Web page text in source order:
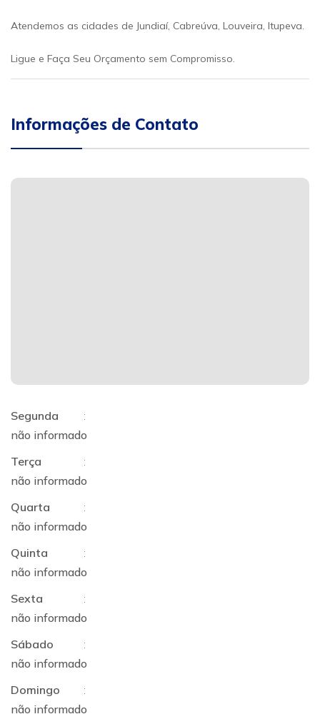
Atendemos as cidades de Jundiaí, Cabreúva, Louveira, Itupeva.
Ligue e Faça Seu Orçamento sem Compromisso.
Informações de Contato
Segunda
:
não informado
Terça
:
não informado
Quarta
:
não informado
Quinta
:
não informado
Sexta
:
não informado
Sábado
:
não informado
Domingo
:
não informado